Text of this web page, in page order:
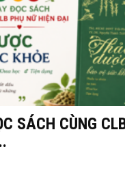
SÁCH CÙNG